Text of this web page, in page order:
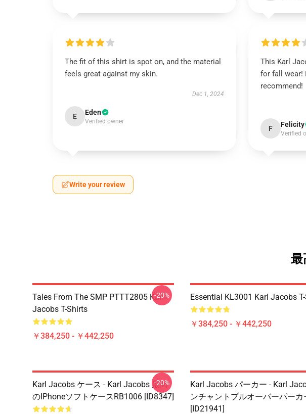
The fit of this shirt is spot on, and the material
feels great against my skin.
Dec 1, 2024
E Eden
Verified owner
This Karl
for fall wear!
recommend!
F Felicity
Verified
Write your review
最
Tales From The SMP PTTT2805 Karl
Jacobs T-Shirts
￥384,250 - ￥442,250
-20% Essential KL3001 Karl Jacobs
￥384,250 - ￥442,250
Karl Jacobs ケース - Karl Jacobs 最高
のiPhoneソフトケースRB1006 [ID8347]
-20%
Karl Jacobs パーカー - Karl
ンチャントプルオーバーパーカ
[ID21941]